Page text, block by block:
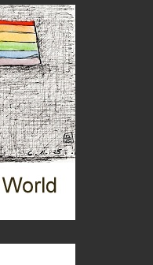
Storie...di storia
Puglia - Tra storia e recupero